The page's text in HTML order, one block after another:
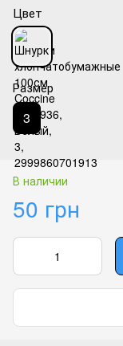
Цвет
Размер
3
В наличии
50 грн